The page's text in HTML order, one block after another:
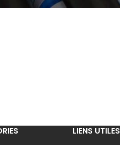
LIENS UTILES